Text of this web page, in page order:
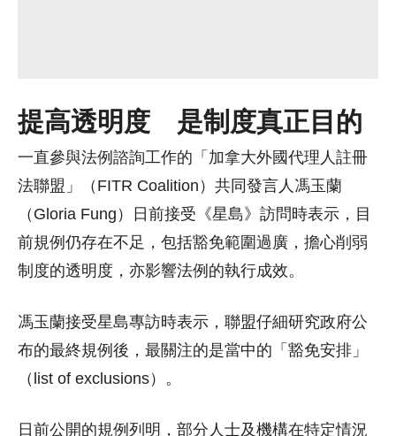
提高透明度 是制度真正目的
一直參與法例諮詢工作的「加拿大外國代理人註冊
法聯盟」（FITR Coalition）共同發言人馮玉蘭
（Gloria Fung）日前接受《星島》訪問時表示，目
前規例仍存在不足，包括豁免範圍過廣，擔心削弱
制度的透明度，亦影響法例的執行成效。
馮玉蘭接受星島專訪時表示，聯盟仔細研究政府公
布的最終規例後，最關注的是當中的「豁免安排」
（list of exclusions）。
日前公開的規例列明，部分人士及機構在特定情況